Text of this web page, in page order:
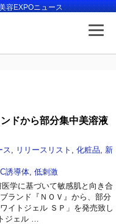
容EXPOニュース
ドから部分集中美溶液
ス リリースリスト 化粧品
新
誘導体 低刺激
学に基づいて敏感肌と向き合
ランド『ＮＯＶ』から、部分
イトジェル ＳＰ」を発売致し
ジェル …